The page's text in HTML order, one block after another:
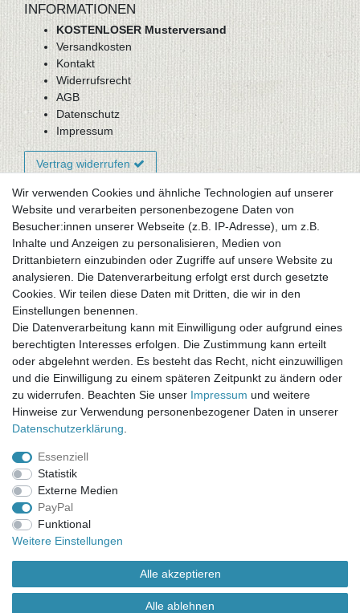
INFORMATIONEN
KOSTENLOSER Musterversand
Versandkosten
Kontakt
Widerrufsrecht
AGB
Datenschutz
Impressum
Vertrag widerrufen
Newsletter-Anmeldung
FAQ / Fragen
Mein Warenkorb
Mein Merkzettel
Mein Konto
UNSER LADENGESCHÄFT
Gottlieb-Daimler-Str. 10
33334 Gütersloh
ÖFFNUNGSZEITEN
Montag - Dienstag: 8.00 - 18.00 Uhr, Mittwoch Ruhetag,
Donnerstag: 8.00 - 18.00 Uhr, Freitag 8.00 - 14.00 Uhr
KUNDENSERVICE
Telefon: (05241) 403 22 38
E-Mail: info@stoffamstueck.de
Alle Preise inklusive gesetzlicher Mehrwertsteuer und
zuzüglichVersandkosten. * Pflichtfeld
Wir verwenden Cookies und ähnliche Technologien auf unserer
Website und verarbeiten personenbezogene Daten von
Besucher:innen unserer Webseite (z.B. IP-Adresse), um z.B.
Inhalte und Anzeigen zu personalisieren, Medien von
Drittanbietern einzubinden oder Zugriffe auf unsere Website zu
analysieren. Die Datenverarbeitung erfolgt erst durch gesetzte
Cookies. Wir teilen diese Daten mit Dritten, die wir in den
Einstellungen benennen.
Die Datenverarbeitung kann mit Einwilligung oder aufgrund eines
berechtigten Interesses erfolgen. Die Zustimmung kann erteilt
oder abgelehnt werden. Es besteht das Recht, nicht einzuwilligen
und die Einwilligung zu einem späteren Zeitpunkt zu ändern oder
zu widerrufen. Beachten Sie unser Impressum und weitere
Hinweise zur Verwendung personenbezogener Daten in unserer
Daten­schutz­erklärung
Essenziell
Statistik
Externe Medien
PayPal
Funktional
Weitere Einstellungen
Alle akzeptieren
Alle ablehnen